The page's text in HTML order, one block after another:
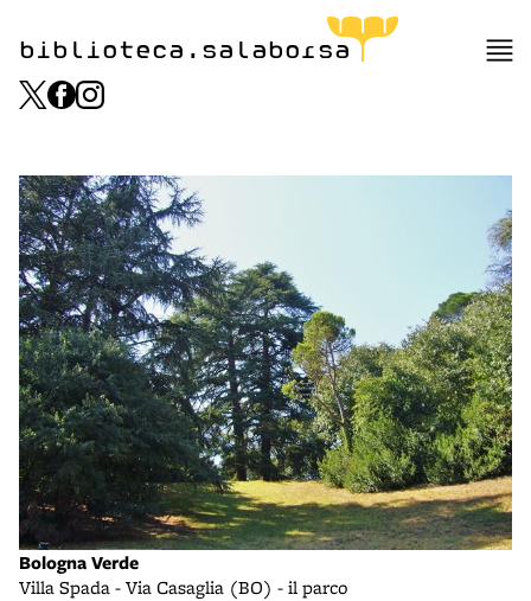
biblioteca.salaborsa
Bologna Verde
Villa Spada - Via Casaglia (BO) - il parco